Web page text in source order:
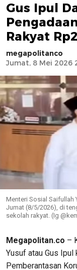
Gus Ipul
Rakyat
megapolitanco
Jumat, 8 Mei 2026
Menteri Sosial Saifullah
Jumat (8/5/2026), di
sekolah rakyat. (Ig
Megapolitan.co –
Yusuf atau Gus
Pemberantasan